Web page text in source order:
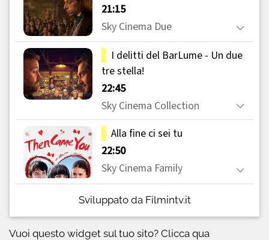
Sviluppato da Filmintv.it
Vuoi questo widget sul tuo sito? Clicca qua